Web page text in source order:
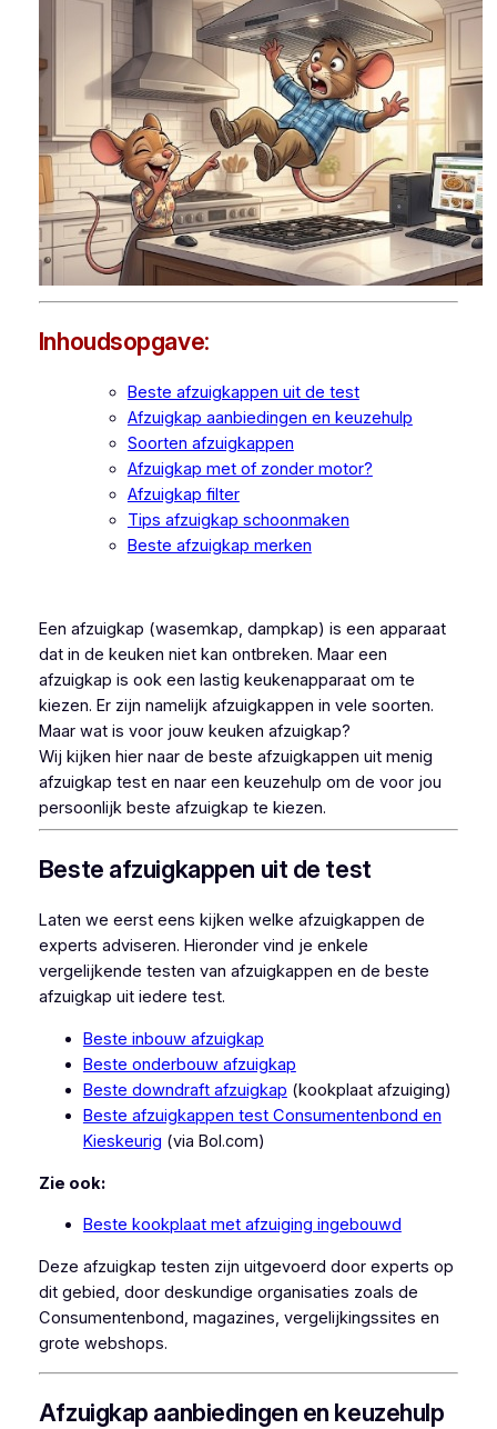
Inhoudsopgave:
Beste afzuigkappen uit de test
Afzuigkap aanbiedingen en keuzehulp
Soorten afzuigkappen
Afzuigkap met of zonder motor?
Afzuigkap filter
Tips afzuigkap schoonmaken
Beste afzuigkap merken
Een afzuigkap (wasemkap, dampkap) is een apparaat
dat in de keuken niet kan ontbreken. Maar een
afzuigkap is ook een lastig keukenapparaat om te
kiezen. Er zijn namelijk afzuigkappen in vele soorten.
Maar wat is voor jouw keuken afzuigkap?
Wij kijken hier naar de beste afzuigkappen uit menig
afzuigkap test en naar een keuzehulp om de voor jou
persoonlijk beste afzuigkap te kiezen.
Beste afzuigkappen uit de test
Laten we eerst eens kijken welke afzuigkappen de
experts adviseren. Hieronder vind je enkele
vergelijkende testen van afzuigkappen en de beste
afzuigkap uit iedere test.
Beste inbouw afzuigkap
Beste onderbouw afzuigkap
Beste downdraft afzuigkap (kookplaat afzuiging)
Beste afzuigkappen test Consumentenbond en
Kieskeurig (via Bol.com)
Zie ook:
Beste kookplaat met afzuiging ingebouwd
Deze afzuigkap testen zijn uitgevoerd door experts op
dit gebied, door deskundige organisaties zoals de
Consumentenbond, magazines, vergelijkingssites en
grote webshops.
Afzuigkap aanbiedingen en keuzehulp